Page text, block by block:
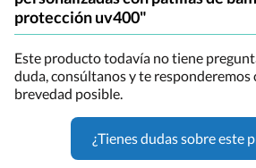
protección uv400"
Este producto todavía no tiene
duda, consúltanos y te responderemos
brevedad posible.
¿Tienes dudas sobre este